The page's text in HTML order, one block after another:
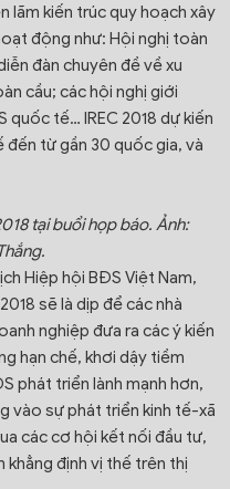
lãm kiến trúc quy hoạch xây
động như: Hội nghị toàn
đàn chuyên đề về xu
cầu; các hội nghị giới
quốc tế… IREC 2018 dự kiến
từ gần 30 quốc gia, và
tại buổi họp báo. Ảnh:
Hiệp hội BĐS Việt Nam,
sẽ là dịp để các nhà
nghiệp đưa ra các ý kiến
hạn chế, khơi dậy tiềm
phát triển lành mạnh hơn,
vào sự phát triển kinh tế-xã
các cơ hội kết nối đầu tư,
khẳng định vị thế trên thị